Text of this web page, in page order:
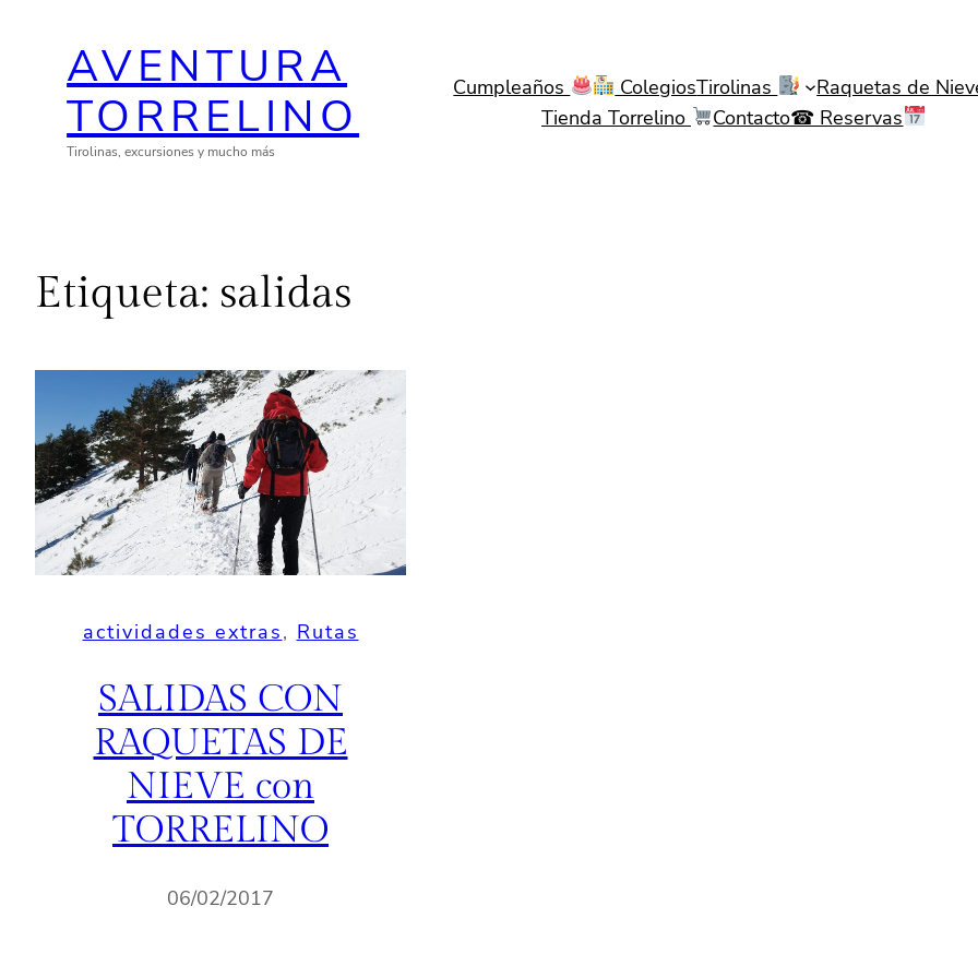
contenidoAVENTURA
TORRELINO
Tirolinas, excursiones y mucho más
Cumpleaños ColegiosTirolinas
Raquetas de
Tienda Torrelino
Contacto☎ Reservas
Etiqueta: salidas
actividades extras, Rutas
SALIDAS CON
RAQUETAS DE
NIEVE con
TORRELINO
06/02/2017